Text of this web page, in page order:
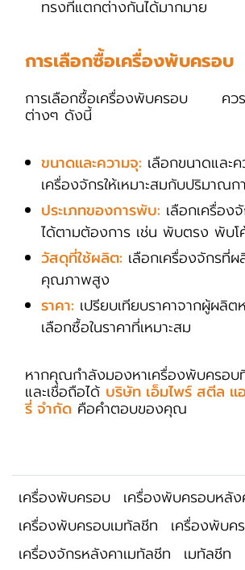
ทรงที่แตกต่างกันได้มากมาย
การเลือกซื้อเครื่องพับครอบ
การเลือกซื้อเครื่องพับครอบ คว
ต่างๆ ดังนี้
ขนาดและความจุ: เลือกขนาดและ
เครื่องจักรให้เหมาะสมกับปริมาณ
ประเภทของการพับ: เลือกเครื่อง
ได้ตามต้องการ เช่น พับตรง พับโ
วัสดุที่ใช้ผลิต: เลือกเครื่องจักรที่
คุณภาพสูง
ราคา: เปรียบเทียบราคาจากผู้ผลิต
เลือกซื้อในราคาที่เหมาะสม
หากคุณกำลังมองหาเครื่องพับครอ
และเชื่อถือได้ บริษัท เอ็มไพร์ สตีล แ
รี่ จำกัด คือคำตอบของคุณ
เครื่องพับครอบ
เครื่องพับครอบหลัง
เครื่องพับครอบเมทัลชีท
เครื่องพับค
เครื่องจักรหลังคาเมทัลชีท
เมทัลชีท